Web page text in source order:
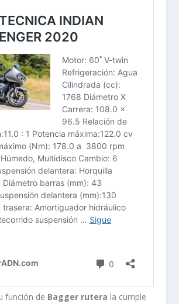
función de Bagger rutera la cumple